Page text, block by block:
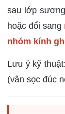
sau lớp
hoặc đổi sang
nhóm kính
Lưu ý kỹ
(vân sọc đúc